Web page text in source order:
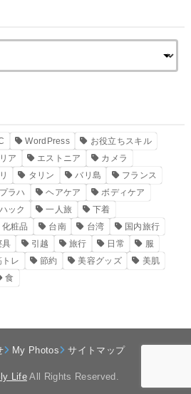
WordPress
お役立ちスキル
ア エストニア
カメラ
タリン バリ島
フランス
プラハ ヘアケア
ボディケア
ック 一人旅
下着
化粧品 台南 台湾
国内旅行
具 引越 旅行 日常
服
トレ 節約 美容グッズ
美肌
食
My Photos サイトマップ
Life All Rights Reserved.